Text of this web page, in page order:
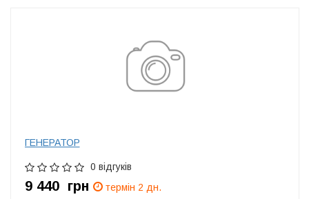
ГЕНЕРАТОР
0 відгуків
9 440 грн
термін 2 дн.